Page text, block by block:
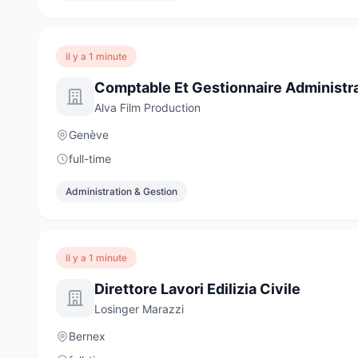
il y a 1 minute
Comptable Et Gestionnaire
Alva Film Production
Genève
full-time
Administration & Gestion
il y a 1 minute
Direttore Lavori Edilizia Civile
Losinger Marazzi
Bernex